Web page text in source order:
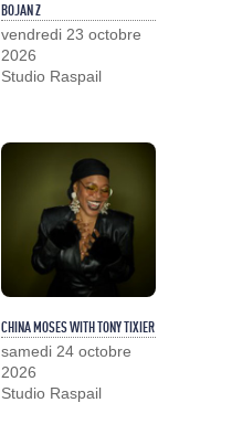
BOJAN Z
vendredi 23 octobre
2026
Studio Raspail
CHINA MOSES WITH TONY TIXIER
samedi 24 octobre
2026
Studio Raspail